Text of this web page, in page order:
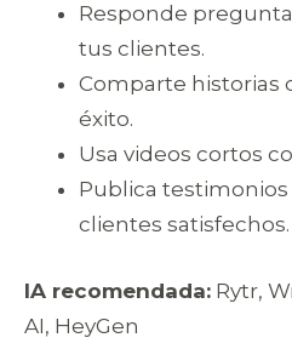
Responde
tus clientes.
Comparte historias
éxito.
Usa videos cortos
Publica testimonios
clientes satisfechos.
IA recomendada: Rytr,
AI, HeyGen